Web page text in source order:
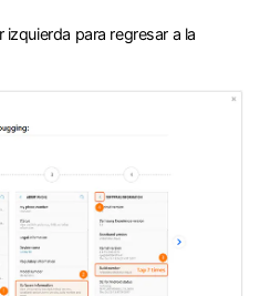
izquierda para regresar a la